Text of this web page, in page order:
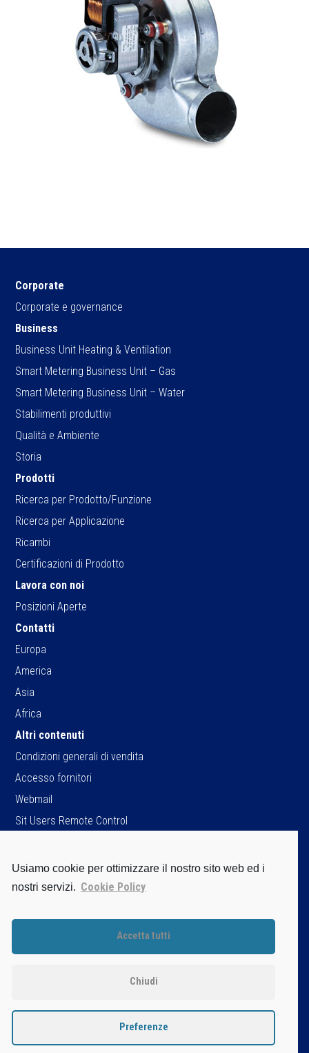
Corporate
Corporate e governance
Business
Business Unit Heating & Ventilation
Smart Metering Business Unit – Gas
Smart Metering Business Unit – Water
Stabilimenti produttivi
Qualità e Ambiente
Storia
Prodotti
Ricerca per Prodotto/Funzione
Ricerca per Applicazione
Ricambi
Certificazioni di Prodotto
Lavora con noi
Posizioni Aperte
Contatti
Europa
America
Asia
Africa
Altri contenuti
Condizioni generali di vendita
Accesso fornitori
Webmail
Sit Users Remote Control
Viale dell’Industria, 34
Cap.soc. Є 96.162.195,00 i.v.
Privacy Policy
Usiamo cookie per ottimizzare il nostro sito web ed i
nostri servizi. Cookie Policy
Accetta tutti
Chiudi
Preferenze